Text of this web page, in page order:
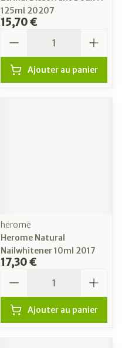
125ml 20207
15,70 €
Ajouter au panier
herome
Herome Natural
Nailwhitener 10ml 2017
17,30 €
Ajouter au panier